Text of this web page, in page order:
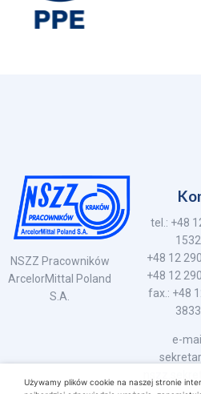
NSZZ Pracowników
ArcelorMittal Poland
S.A.
tel.: +48
1532
+48 12
+48 12
fax.: +48
3833
e-mail
Używamy plików cookie na naszej stronie